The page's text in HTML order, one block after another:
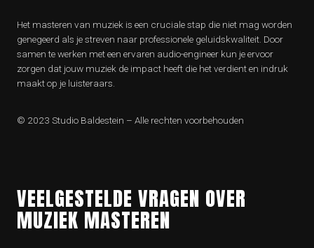
Het masteren van muziek is een cruciale stap die niet mag worden
genegeerd als je streven naar professionele geluidskwaliteit. Door
samen te werken met een ervaren audio-engineer kun je ervoor
zorgen dat jouw muziek de impact heeft die het verdient en indruk
maakt op je luisteraars.
© 2023 Studio Baldestein – Alle rechten voorbehouden
VEELGESTELDE VRAGEN OVER
MUZIEK MASTEREN